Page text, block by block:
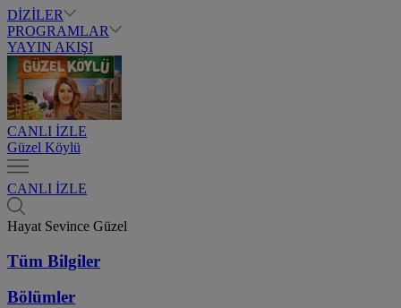
DİZİLER
PROGRAMLAR
YAYIN AKIŞI
CANLI İZLE
Güzel Köylü
CANLI İZLE
Hayat Sevince Güzel
Tüm Bilgiler
Bölümler